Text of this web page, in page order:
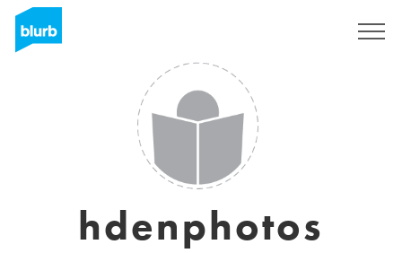
hdenphotos